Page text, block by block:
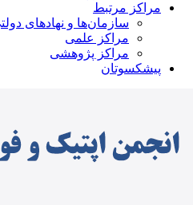
مراکز مرتبط
سازمان‌ها و نهادهای دولتی
مراکز علمی
مراکز پژوهشی
پیشکسوتان